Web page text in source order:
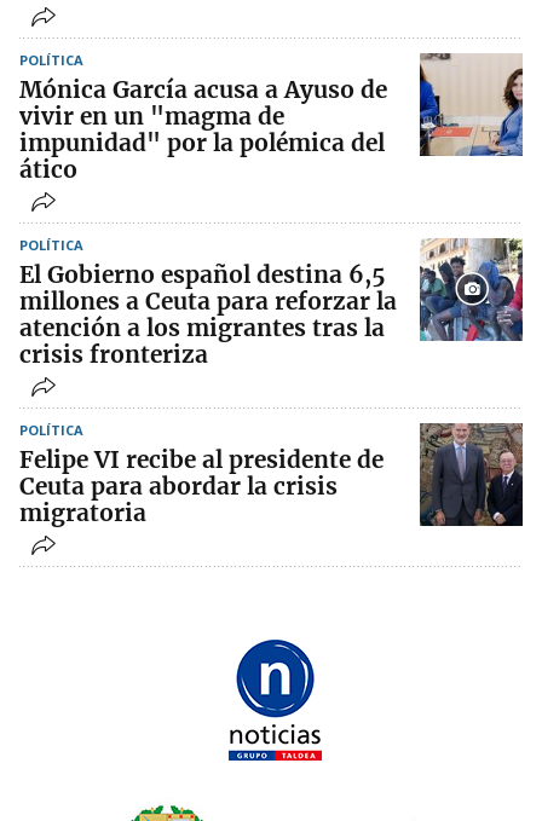
POLÍTICA
Mónica García acusa a Ayuso de
vivir en un "magma de
impunidad" por la polémica del
ático
POLÍTICA
El Gobierno español destina 6,5
millones a Ceuta para reforzar la
atención a los migrantes tras la
crisis fronteriza
POLÍTICA
Felipe VI recibe al presidente de
Ceuta para abordar la crisis
migratoria